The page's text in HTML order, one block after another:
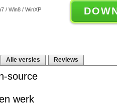
/ Win8 / WinXP
Alle versies Reviews
source
werk